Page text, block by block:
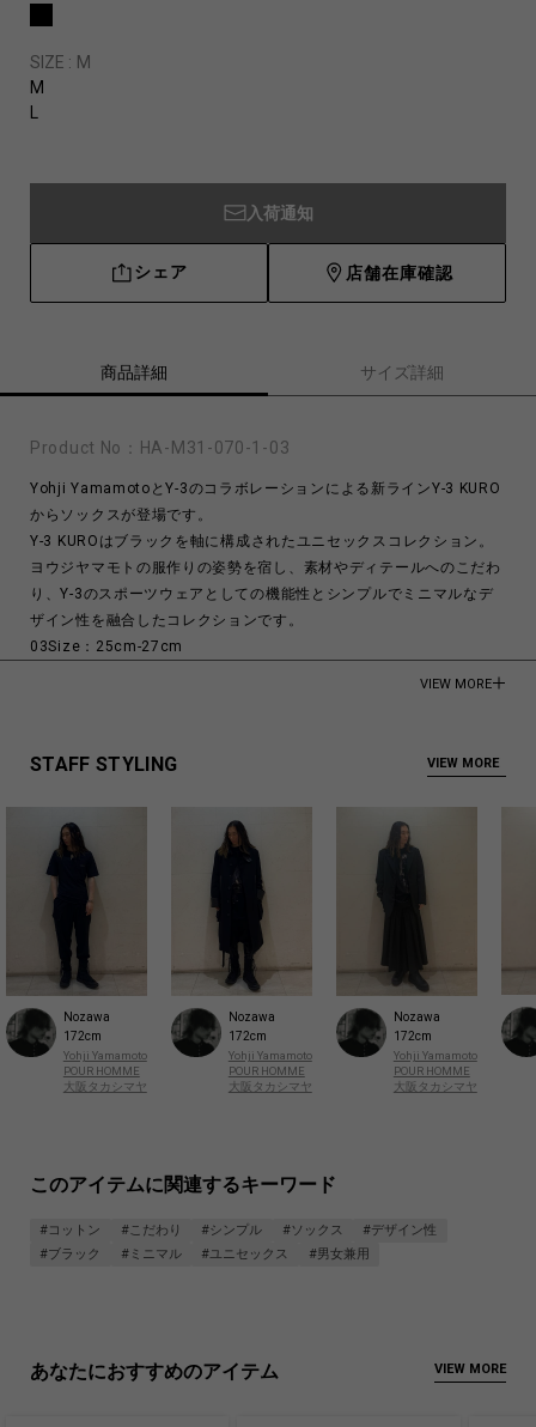
SIZE : M
M
入荷通知
シェア 店舗在庫確認
商品詳細 サイズ詳細
Product No： HA-M31-070-1-03
Yohji YamamotoとY-3のコラボレーションによる新ラインY-3 KURO
からソックスが登場です。
Y-3 KUROはブラックを軸に構成されたユニセックスコレクション。
ヨウジヤマモトの服作りの姿勢を宿し、素材やディテールへのこだわ
り、Y-3のスポーツウェアとしての機能性とシンプルでミニマルなデ
ザイン性を融合したコレクションです。
03Size：25cm-27cm
31% Polyester
3% Polyurethane
Made in Turkey
商品についてよくあるお問い合わせはこちら
VIEW MORE
STAFF STYLING VIEW MORE
Nozawa
172cm
Yohji Yamamoto
POUR HOMME
大阪タカシマヤ
Nozawa
172cm
Yohji Yamamoto
POUR HOMME
大阪タカシマヤ
Nozawa
172cm
Yohji Yamamoto
POUR HOMME
大阪タカシマヤ
このアイテムに関連するキーワード
#コットン #こだわり #シンプル #ソックス
#デザイン性
#ブラック
#ミニマル #ユニセックス #男女兼用
あなたにおすすめのアイテム VIEW MORE